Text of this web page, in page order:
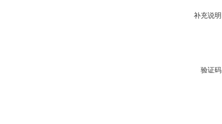
补充说
验证